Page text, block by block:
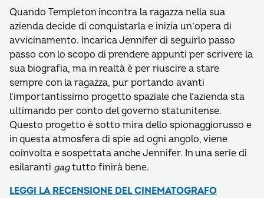
Quando Templeton incontra la ragazza nella sua
azienda decide di conquistarla e inizia un’opera di
avvicinamento. Incarica Jennifer di seguirlo passo
passo con lo scopo di prendere appunti per scrivere la
sua biografia, ma in realtà è per riuscire a stare
sempre con la ragazza, pur portando avanti
l’importantissimo progetto spaziale che l’azienda sta
ultimando per conto del governo statunitense.
Questo progetto è sotto mira dello spionaggiorusso e
in questa atmosfera di spie ad ogni angolo, viene
coinvolta e sospettata anche Jennifer. In una serie di
esilaranti gagtutto finirà bene.
LEGGI LA RECENSIONE DEL CINEMATOGRAFO